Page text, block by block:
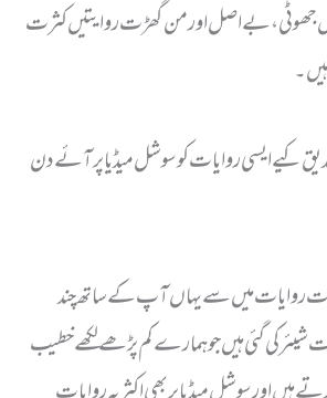
جھوٹی، بے اصل اور من گھڑت روایتیں کثرت
کیے ایسی روایات کو سوشل میڈیا پر آئے دن
روایات میں سے یہاں آپ کے ساتھ چند
شیئر کی گئی ہیں جو ہمارے کم پڑھے لکھے خطیب